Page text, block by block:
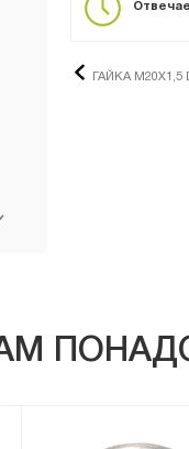
ГАЙКА М20Х1,5